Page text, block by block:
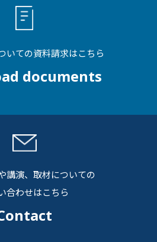
いての資料請求はこちら
documents
講演、取材についての
合わせはこちら